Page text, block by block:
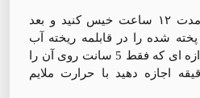
- نخود و لوبیا را ابتدا به مدت ۱۲ ساعت خیس کنید و بعد
شده را در قابلمه ریخته آب
جوش را اضافه کرده به اندازه ای که فقط 5 سانت روی آن را
بپوشاند به مدت 5 دقیقه اجازه دهید با حرارت ملایم